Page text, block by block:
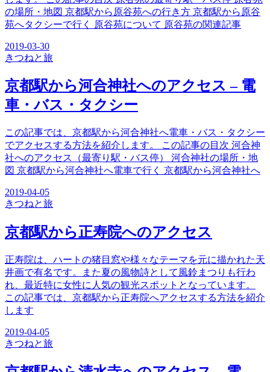
の場所・地図 京都駅から原谷苑への行き方 京都駅から原谷
苑へタクシーで行く 原谷苑について 原谷苑の関連記事
2019-03-30
きつねと旅
京都駅から河合神社へのアクセス – 電
車・バス・タクシー
この記事では、京都駅から河合神社へ電車・バス・タクシー
でアクセスする方法を紹介します。 この記事の目次 河合神
社へのアクセス（最寄り駅・バス停） 河合神社の場所・地
図 京都駅から河合神社へ電車で行く 京都駅から河合神社へ
2019-04-05
きつねと旅
京都駅から正寿院へのアクセス
正寿院は、ハートの猪目窓や様々なテーマを元に描かれた天
井画で有名です。また夏の風物詩として風鈴まつりも行わ
れ、最近特に女性に人気の観光スポットとなっています。
この記事では、京都駅から正寿院へアクセスする方法を紹介
します
2019-04-05
きつねと旅